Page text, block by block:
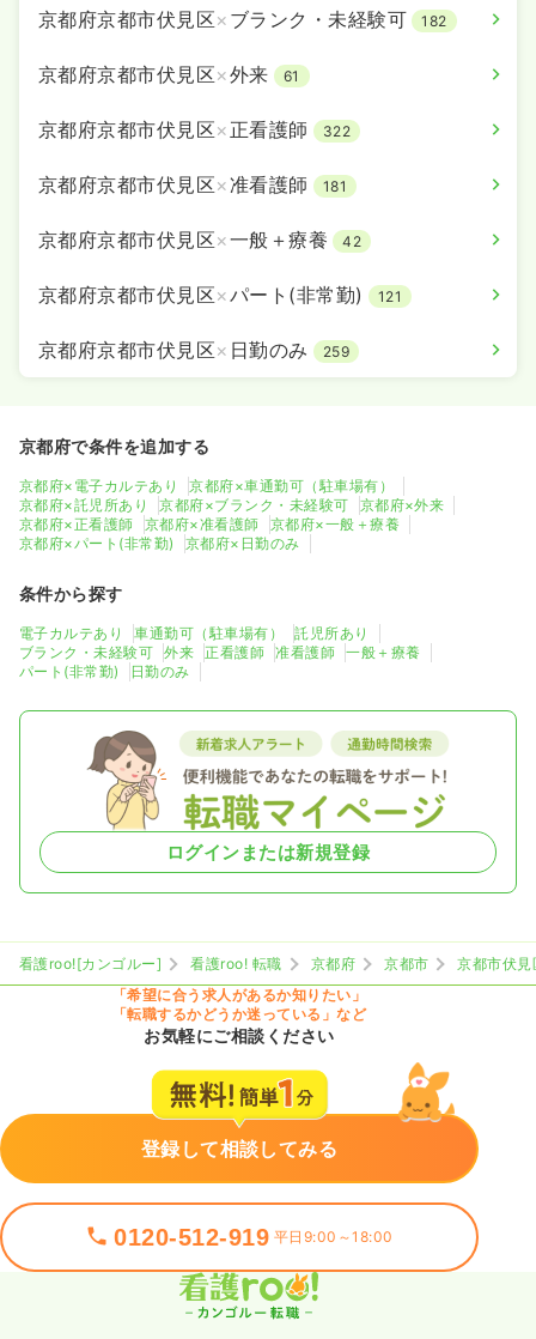
京都府京都市伏見区× ブランク・未経験可 182
京都府京都市伏見区×外来 61
京都府京都市伏見区× 正看護師 322
京都府京都市伏見区×准看護師 181
京都府京都市伏見区×一般＋療養 42
京都府京都市伏見区×パート(非常勤) 121
京都府京都市伏見区× 日勤のみ 259
京都府で条件を追加する
京都府×電子カルテあり
京都府×車通勤可（駐車場有）
京都府×託児所あり
京都府×ブランク・未経験可
京都府×外来
京都府×正看護師
京都府×准看護師
京都府×一般＋療養
京都府×パート(非常勤)
京都府×日勤のみ
条件から探す
電子カルテあり 車通勤可（駐車場有）
託児所あり
ブランク・未経験可
外来 正看護師 准看護師
一般＋療養
パート(非常勤)
日勤のみ
ログインまたは新規登録
看護roo![カンゴルー] 看護roo! 転職 京都府 京都市
京都市伏見
「希望に合う求人があるか知りたい」
「転職するかどうか迷っている」など
お気軽にご相談ください
登録して相談してみる
0120-512-919 平日9:00～18:00